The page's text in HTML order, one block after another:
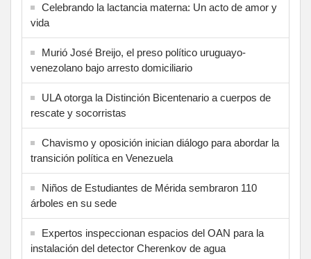
Celebrando la lactancia materna: Un acto de amor y
vida
Murió José Breijo, el preso político uruguayo-
venezolano bajo arresto domiciliario
ULA otorga la Distinción Bicentenario a cuerpos de
rescate y socorristas
Chavismo y oposición inician diálogo para abordar la
transición política en Venezuela
Niños de Estudiantes de Mérida sembraron 110
árboles en su sede
Expertos inspeccionan espacios del OAN para la
instalación del detector Cherenkov de agua